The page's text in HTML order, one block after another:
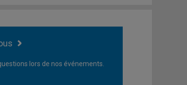
lors de nos événements.